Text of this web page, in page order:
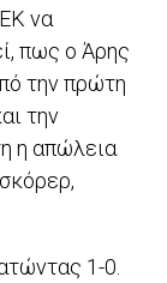
να
πως ο Άρης
την πρώτη
την
η απώλεια
1-0.